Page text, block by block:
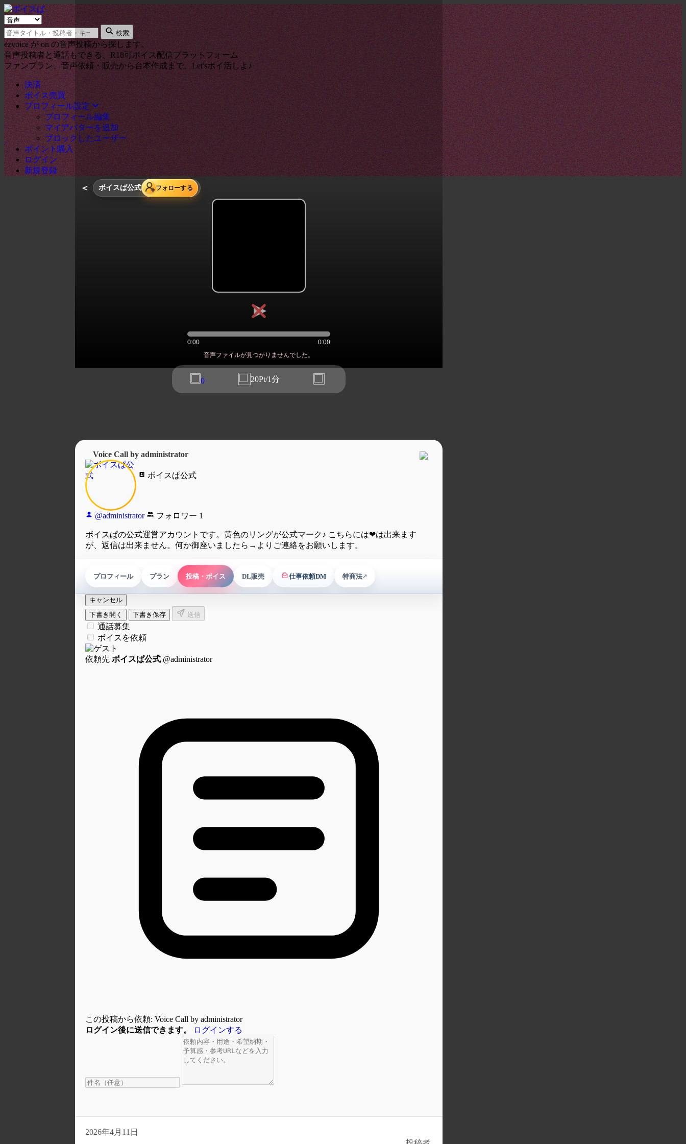
検索タイプ
キーワード
検索
ezvoice が on の音声投稿から探します。
音声投稿者と通話もできる、R18可ボイス配信プラットフォーム
ファンプラン、音声依頼・販売から台本作成まで。Let'sボイ活しよ♪
決済
ボイス売買
プロフィール設定
プロフィール編集
マイアバターを追加
ブロックしたユーザー
ポイント購入
ログイン
新規登録
＜ ボイスぱ公式 フォローする
0:00
0:00
音声ファイルが見つかりませんでした。
0 20Pt/1分
Voice Call by administrator
ボイスぱ公式
@administrator フォロワー 1
ボイスぱの公式運営アカウントです。黄色のリングが公式マーク♪ こちらには❤は出来ます
が、返信は出来ません。何か御座いましたら→よりご連絡をお願いします。
プロフィール プラン 投稿・ボイス DL販売 仕事依頼DM 特商法
仕事依頼DM
キャンセル
下書き開く
下書き保存 送信
通話募集
ボイスを依頼
依頼先 ボイスぱ公式 @administrator
この投稿から依頼: Voice Call by administrator
ログイン後に送信できます。
ログインする
2026年4月11日